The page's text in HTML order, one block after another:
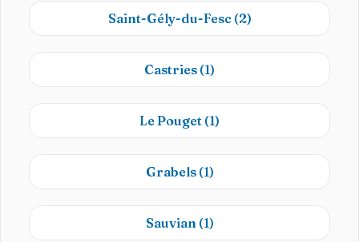
Saint-Gély-du-Fesc (2)
Castries (1)
Le Pouget (1)
Grabels (1)
Sauvian (1)